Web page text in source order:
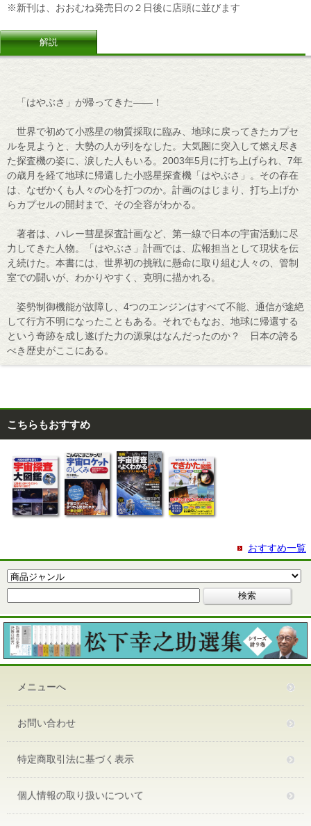
※新刊は、おおむね発売日の２日後に店頭に並びます
解説
「はやぶさ」が帰ってきた――！
世界で初めて小惑星の物質採取に臨み、地球に戻ってきたカプセ
ルを見ようと、大勢の人が列をなした。大気圏に突入して燃え尽き
た探査機の姿に、涙した人もいる。2003年5月に打ち上げられ、7年
の歳月を経て地球に帰還した小惑星探査機「はやぶさ」。その存在
は、なぜかくも人々の心を打つのか。計画のはじまり、打ち上げか
らカプセルの開封まで、その全容がわかる。
著者は、ハレー彗星探査計画など、第一線で日本の宇宙活動に尽
力してきた人物。「はやぶさ」計画では、広報担当として現状を伝
え続けた。本書には、世界初の挑戦に懸命に取り組む人々の、管制
室での闘いが、わかりやすく、克明に描かれる。
姿勢制御機能が故障し、4つのエンジンはすべて不能、通信が途絶
して行方不明になったこともある。それでもなお、地球に帰還する
という奇跡を成し遂げた力の源泉はなんだったのか？ 日本の誇る
べき歴史がここにある。
こちらもおすすめ
おすすめ一覧
メニューへ
お問い合わせ
特定商取引法に基づく表示
個人情報の取り扱いについて